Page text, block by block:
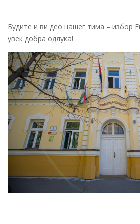
Будите и ви део нашег тима – избор
увек добра одлука!